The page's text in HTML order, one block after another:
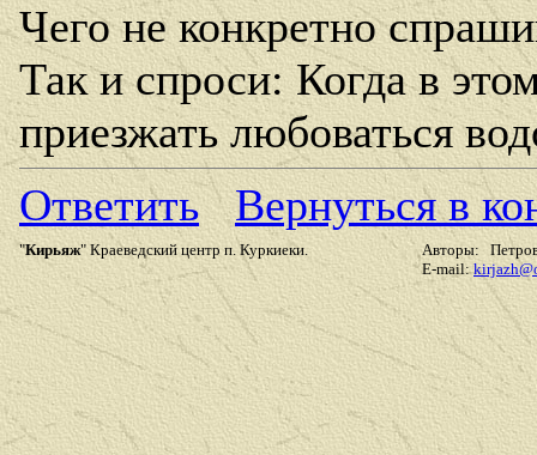
Чего не конкретно
Так и спроси: Когда в
приезжать любоваться
Ответить
Вернуться в
"Кирьяж" Краеведский центр п. Куркиеки.
Авторы:
E-mail: